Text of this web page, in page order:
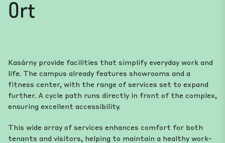
Ort
Kasárny provide facilities that simplify everyday work and
life. The campus already features showrooms and a
fitness center, with the range of services set to expand
further. A cycle path runs directly in front of the complex,
ensuring excellent accessibility.
This wide array of services enhances comfort for both
tenants and visitors, helping to maintain a healthy work-